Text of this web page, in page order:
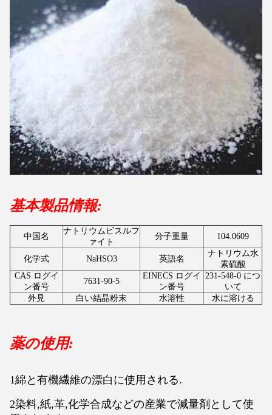
基本製品情報:
中国名
ナトリウムビスルフ
ァイト
分子重量 104.0609
化学式 NaHSO3 英語名
ナトリウム水
素硫酸
CAS ログイ
ン番号
7631-90-5
EINECS ログイ
ン番号
231-548-0 につ
いて
外見
白い結晶粉末 水溶性 水に溶ける
薬の使用:
1綿と有機繊維の漂白に使用される.
2染料,紙,革,化学合成などの産業で減量剤として使